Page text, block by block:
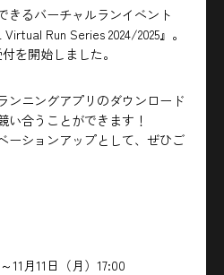
きるバーチャルランイベント
Run Series 2024/2025』。
を開始しました。
ンニングアプリのダウンロード
い合うことができます！
ーションアップとして、ぜひご
11月11日（月）17:00